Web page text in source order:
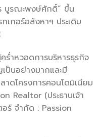
รณะพงษ์ศักดิ์” ขึ้น
เกอร์อสังหาฯ ประเดิม
หวอดการบริหารธุรกิจ
ป็นอย่างมากและมี
ดโครงการคอนโดมิเนียม
Realtor (ประธานเจ้า
ร์ จำกัด : Passion